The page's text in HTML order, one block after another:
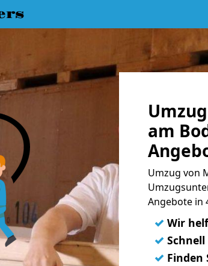
am
Umzug von
Angebote in
✓ Wir
✓
✓ Finden